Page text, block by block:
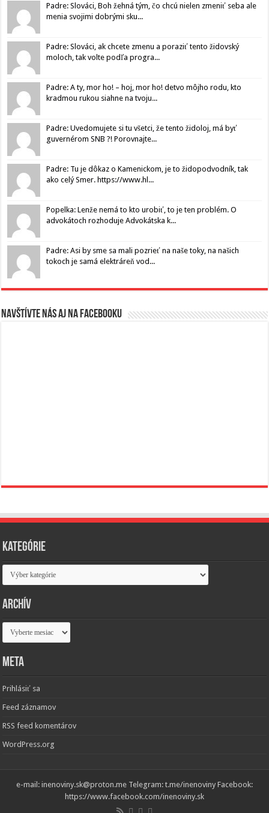
Padre: Slováci, Boh žehná tým, čo chcú nielen zmeniť seba ale
menia svojimi dobrými sku...
Padre: Slováci, ak chcete zmenu a poraziť tento židovský
moloch, tak volte podľa progra...
Padre: A ty, mor ho! – hoj, mor ho! detvo môjho rodu, kto
kradmou rukou siahne na tvoju...
Padre: Uvedomujete si tu všetci, že tento židoloj, má byť
guvernérom SNB ?! Porovnajte...
Padre: Tu je dôkaz o Kamenickom, je to židopodvodník, tak
ako celý Smer. https://www.hl...
Popelka: Lenže nemá to kto urobiť, to je ten problém. O
advokátoch rozhoduje Advokátska k...
Padre: Asi by sme sa mali pozrieť na naše toky, na našich
tokoch je samá elektráreň vod...
Navštívte nás aj na Facebooku
Kategórie
Kategórie
Archív
Archív
Meta
Prihlásiť sa
Feed záznamov
RSS feed komentárov
WordPress.org
e-mail: inenoviny.sk@proton.me Telegram: t.me/inenoviny Facebook:
https://www.facebook.com/inenoviny.sk